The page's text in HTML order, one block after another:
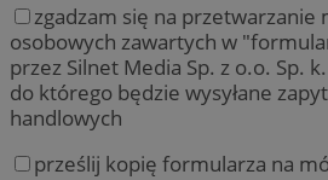
zgadzam się na przetwarzanie
osobowych zawartych w
przez Silnet Media Sp. z o.o. Sp.
do którego będzie wysyłane
handlowych
prześlij kopię formularza na